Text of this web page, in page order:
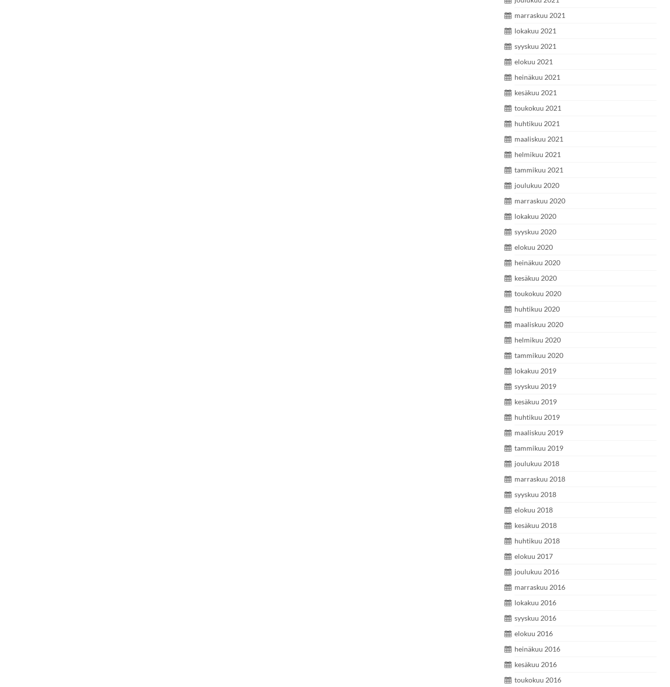
marraskuu 2021
lokakuu 2021
syyskuu 2021
elokuu 2021
heinäkuu 2021
kesäkuu 2021
toukokuu 2021
huhtikuu 2021
maaliskuu 2021
helmikuu 2021
tammikuu 2021
joulukuu 2020
marraskuu 2020
lokakuu 2020
syyskuu 2020
elokuu 2020
heinäkuu 2020
kesäkuu 2020
toukokuu 2020
huhtikuu 2020
maaliskuu 2020
helmikuu 2020
tammikuu 2020
lokakuu 2019
syyskuu 2019
kesäkuu 2019
huhtikuu 2019
maaliskuu 2019
tammikuu 2019
joulukuu 2018
marraskuu 2018
syyskuu 2018
elokuu 2018
kesäkuu 2018
huhtikuu 2018
elokuu 2017
joulukuu 2016
marraskuu 2016
lokakuu 2016
syyskuu 2016
elokuu 2016
heinäkuu 2016
kesäkuu 2016
toukokuu 2016